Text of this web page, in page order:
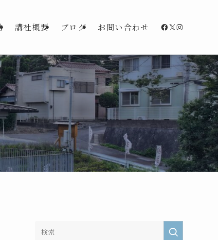
講社概要 ブログ お問い合わせ Facebook
X